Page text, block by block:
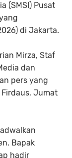
(SMSI) Pusat
di Jakarta.
Mirza, Staf
dan
pers yang
Firdaus, Jumat
Bapak
hadir